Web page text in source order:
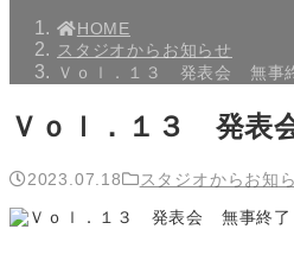
HOME
スタジオからお知らせ
Ｖｏｌ．１３ 発表会 無事
Ｖｏｌ．１３ 発表
2023.07.18 スタジオからお知